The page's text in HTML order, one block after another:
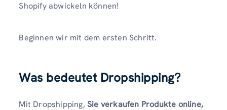
Shopify abwickeln können!
Beginnen wir mit dem ersten Schritt.
Was bedeutet Dropshipping?
Mit Dropshipping, Sie verkaufen Produkte online,